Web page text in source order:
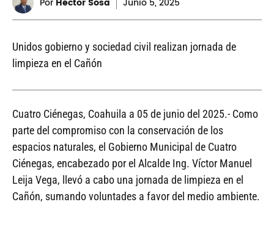
Por Héctor Sosa Junio 5, 2025
Unidos gobierno y sociedad civil realizan jornada de
limpieza en el Cañón
Cuatro Ciénegas, Coahuila a 05 de junio del 2025.- Como
parte del compromiso con la conservación de los
espacios naturales, el Gobierno Municipal de Cuatro
Ciénegas, encabezado por el Alcalde Ing. Víctor Manuel
Leija Vega, llevó a cabo una jornada de limpieza en el
Cañón, sumando voluntades a favor del medio ambiente.